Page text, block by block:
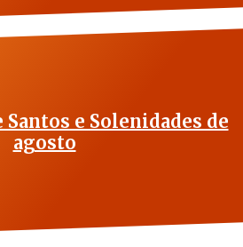
Santos e Solenidades de
agosto